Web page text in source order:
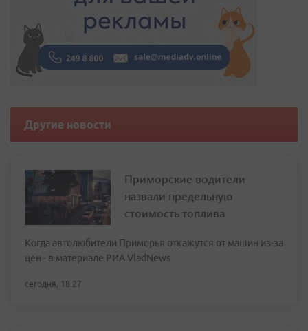
Другие новости
Приморские водители
назвали предельную
стоимость топлива
Когда автолюбители Приморья откажутся от машин из-за
цен - в материале РИА VladNews
сегодня, 18:27